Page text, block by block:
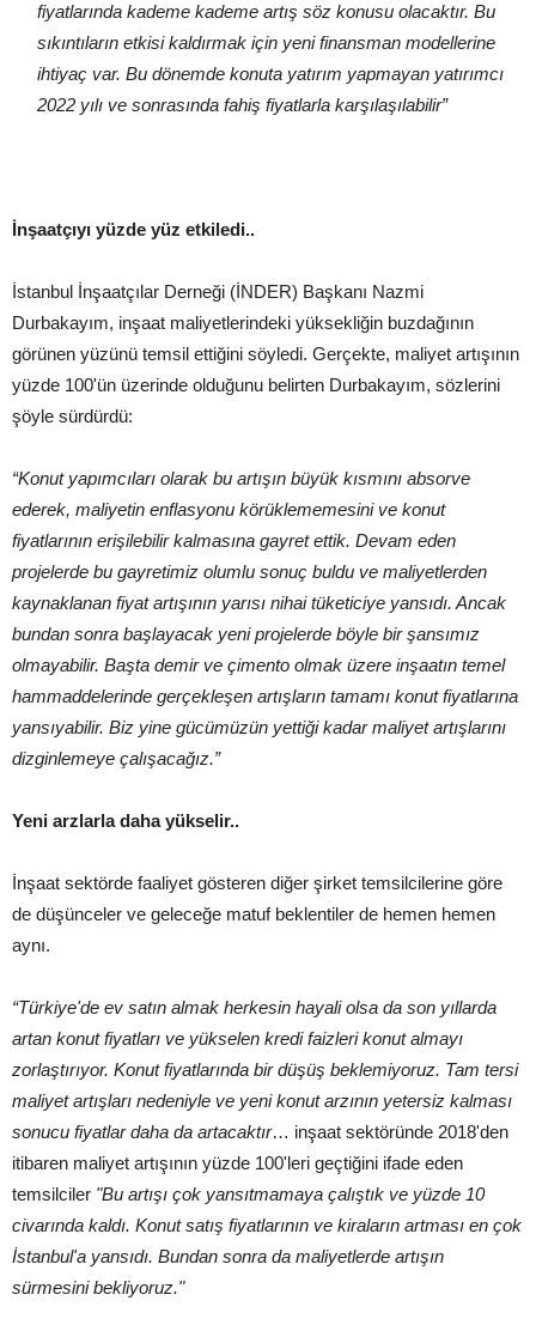
fiyatlarında kademe kademe artış söz konusu olacaktır. Bu
sıkıntıların etkisi kaldırmak için yeni finansman modellerine
ihtiyaç var. Bu dönemde konuta yatırım yapmayan yatırımcı
2022 yılı ve sonrasında fahiş fiyatlarla karşılaşılabilir”
İnşaatçıyı yüzde yüz etkiledi..
İstanbul İnşaatçılar Derneği (İNDER) Başkanı Nazmi
Durbakayım, inşaat maliyetlerindeki yüksekliğin buzdağının
görünen yüzünü temsil ettiğini söyledi. Gerçekte, maliyet artışının
yüzde 100'ün üzerinde olduğunu belirten Durbakayım, sözlerini
şöyle sürdürdü:
“Konut yapımcıları olarak bu artışın büyük kısmını absorve
ederek, maliyetin enflasyonu körüklememesini ve konut
fiyatlarının erişilebilir kalmasına gayret ettik. Devam eden
projelerde bu gayretimiz olumlu sonuç buldu ve maliyetlerden
kaynaklanan fiyat artışının yarısı nihai tüketiciye yansıdı. Ancak
bundan sonra başlayacak yeni projelerde böyle bir şansımız
olmayabilir. Başta demir ve çimento olmak üzere inşaatın temel
hammaddelerinde gerçekleşen artışların tamamı konut fiyatlarına
yansıyabilir. Biz yine gücümüzün yettiği kadar maliyet artışlarını
dizginlemeye çalışacağız.”
Yeni arzlarla daha yükselir..
İnşaat sektörde faaliyet gösteren diğer şirket temsilcilerine göre
de düşünceler ve geleceğe matuf beklentiler de hemen hemen
aynı.
“Türkiye'de ev satın almak herkesin hayali olsa da son yıllarda
artan konut fiyatları ve yükselen kredi faizleri konut almayı
zorlaştırıyor. Konut fiyatlarında bir düşüş beklemiyoruz. Tam tersi
maliyet artışları nedeniyle ve yeni konut arzının yetersiz kalması
sonucu fiyatlar daha da artacaktır… inşaat sektöründe 2018'den
itibaren maliyet artışının yüzde 100'leri geçtiğini ifade eden
temsilciler "Bu artışı çok yansıtmamaya çalıştık ve yüzde 10
civarında kaldı. Konut satış fiyatlarının ve kiraların artması en çok
İstanbul'a yansıdı. Bundan sonra da maliyetlerde artışın
sürmesini bekliyoruz."